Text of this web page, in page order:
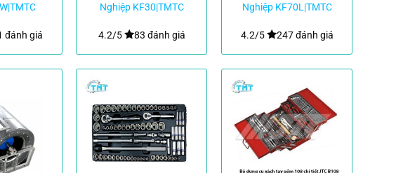
đánh giá
Nghiệp KF30|TMTC
4.2/5 83 đánh giá
Nghiệp KF70L|TMTC
4.2/5 247 đánh giá